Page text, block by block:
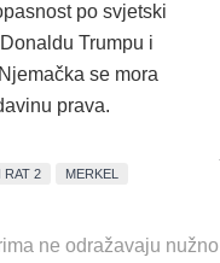
po svjetski
Trumpu i
se mora
prava.
RAT 2 MERKEL
ne odražavaju nužno